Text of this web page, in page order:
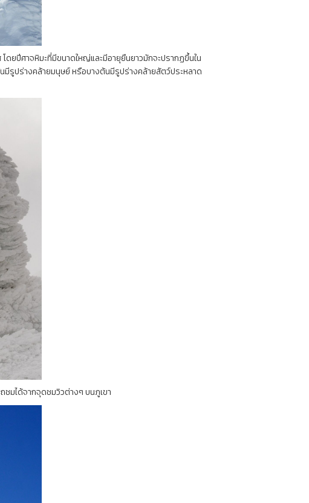
ดยปีศาจหิมะที่มีขนาดใหญ่และมีอายุยืนยาวมักจะปรากฏขึ้นใน
มีรูปร่างคล้ายมนุษย์ หรือบางต้นมีรูปร่างคล้ายสัตว์ประหลาด
ชมได้จากจุดชมวิวต่างๆ บนภูเขา